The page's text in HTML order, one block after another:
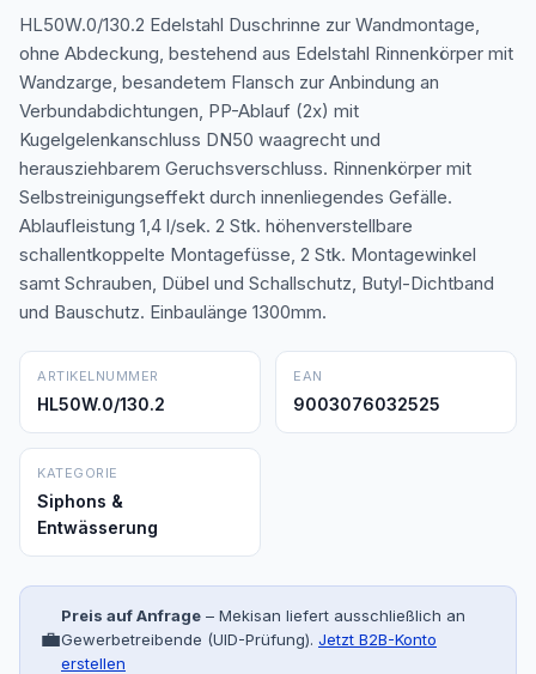
HL50W.0/130.2 Edelstahl Duschrinne zur Wandmontage,
ohne Abdeckung, bestehend aus Edelstahl Rinnenkörper mit
Wandzarge, besandetem Flansch zur Anbindung an
Verbundabdichtungen, PP-Ablauf (2x) mit
Kugelgelenkanschluss DN50 waagrecht und
herausziehbarem Geruchsverschluss. Rinnenkörper mit
Selbstreinigungseffekt durch innenliegendes Gefälle.
Ablaufleistung 1,4 l/sek. 2 Stk. höhenverstellbare
schallentkoppelte Montagefüsse, 2 Stk. Montagewinkel
samt Schrauben, Dübel und Schallschutz, Butyl-Dichtband
und Bauschutz. Einbaulänge 1300mm.
ARTIKELNUMMER
HL50W.0/130.2
EAN
9003076032525
KATEGORIE
Siphons &
Entwässerung
💼
Preis auf Anfrage – Mekisan liefert ausschließlich an
Gewerbetreibende (UID-Prüfung). Jetzt B2B-Konto
erstellen